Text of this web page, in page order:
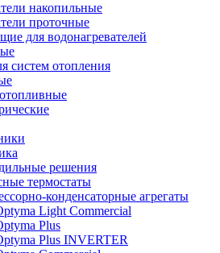
накопильные
проточные
для водонагревателей
систем отопления
решения
термостаты
конденсаторные агрегаты
Light Commercial
Plus
Plus INVERTER